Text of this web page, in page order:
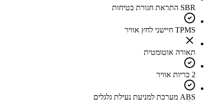
SBR התראת חגורת בטיחות
TPMS חיישני לחץ אוויר
תאורה אוטומטית
2 כריות אוויר
ABS מערכת למניעת נעילת גלגלים